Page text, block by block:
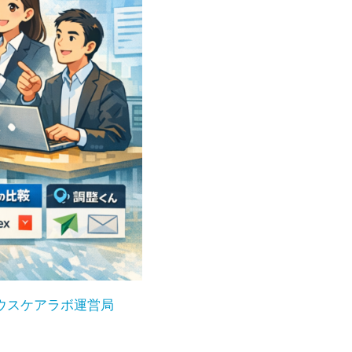
スケアラボ運営局